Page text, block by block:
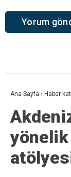
Ana Sayfa › Haber
yönelik